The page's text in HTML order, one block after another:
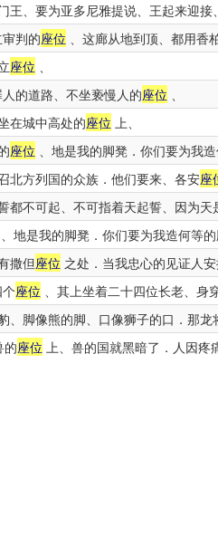
王、要为亚多尼雅提说、王起来迎
判的座位 、这廊从地到顶、都用香
座位 、
的道路、不坐亵慢人的座位 、
在城中高处的座位 上、
座位 、地是我的脚凳．你们要为我
北方列国的众族．他们要来、各安座
都不可起、不可指着天起誓、因为
、地是我的脚凳．你们要为我造何等
撒但座位 之处．当我忠心的见证人
座位 、其上坐着二十四位长老、身
、脚像熊的脚、口像狮子的口．那龙
的座位 上、兽的国就黑暗了．人因疼